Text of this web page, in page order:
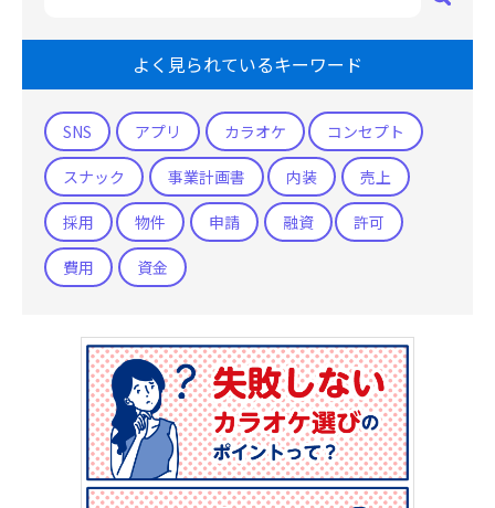
よく見られているキーワード
SNS アプリ カラオケ コンセプト
スナック 事業計画書 内装 売上
採用 物件 申請 融資 許可
費用 資金